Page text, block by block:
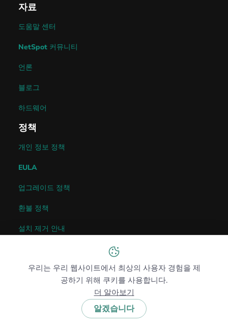
자료
도움말 센터
NetSpot 커뮤니티
언론
블로그
하드웨어
정책
개인 정보 정책
EULA
업그레이드 정책
환불 정책
설치 제거 안내
122 Delaware Street #B-4,
New Castle, DE 19720, USA
이메일 기술 지원
영업: +1(240)363-9434
우리는 우리 웹사이트에서 최상의 사용자 경험을 제
공하기 위해 쿠키를 사용합니다.
더 알아보기
알겠습니다